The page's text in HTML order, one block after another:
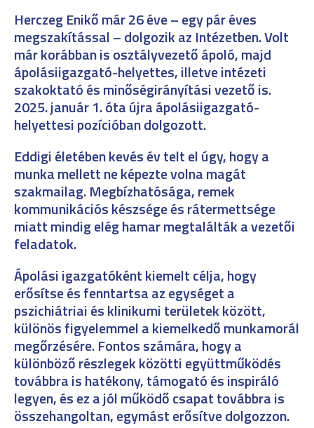
Herczeg Enikő már 26 éve – egy pár éves
megszakítással – dolgozik az Intézetben. Volt
már korábban is osztályvezető ápoló, majd
ápolásiigazgató-helyettes, illetve intézeti
szakoktató és minőségirányítási vezető is.
2025. január 1. óta újra ápolásiigazgató-
helyettesi pozícióban dolgozott.
Eddigi életében kevés év telt el úgy, hogy a
munka mellett ne képezte volna magát
szakmailag. Megbízhatósága, remek
kommunikációs készsége és rátermettsége
miatt mindig elég hamar megtalálták a vezetői
feladatok.
Ápolási igazgatóként kiemelt célja, hogy
erősítse és fenntartsa az egységet a
pszichiátriai és klinikumi területek között,
különös figyelemmel a kiemelkedő munkamorál
megőrzésére. Fontos számára, hogy a
különböző részlegek közötti együttműködés
továbbra is hatékony, támogató és inspiráló
legyen, és ez a jól működő csapat továbbra is
összehangoltan, egymást erősítve dolgozzon.